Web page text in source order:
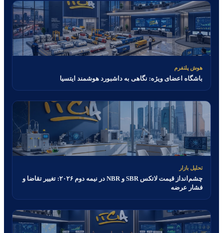
هوش پلتفرم
باشگاه اعضای ویژه: نگاهی به داشبورد هوشمند ایتسیا
تحلیل بازار
چشم‌انداز قیمت لاتکس SBR و NBR در نیمه دوم ۲۰۲۶: تغییر تقاضا و
فشار عرضه